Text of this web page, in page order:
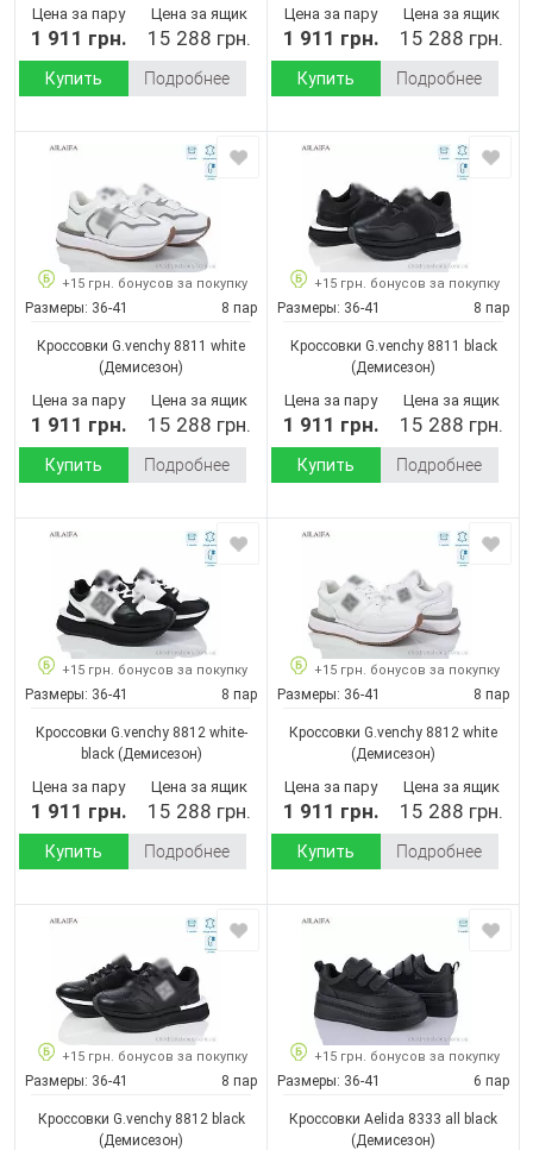
Цена за пару
1 911 грн.
Цена за ящик
15 288 грн.
Купить Подробнее
Цена за пару
1 911 грн.
Цена за ящик
15 288 грн.
Купить Подробнее
+15 грн. бонусов за покупку
Размеры: 36-41 8 пар
Кроссовки G.venchy 8811 white
(Демисезон)
Цена за пару
1 911 грн.
Цена за ящик
15 288 грн.
Купить Подробнее
+15 грн. бонусов за покупку
Размеры: 36-41 8 пар
Кроссовки G.venchy 8811 black
(Демисезон)
Цена за пару
1 911 грн.
Цена за ящик
15 288 грн.
Купить Подробнее
+15 грн. бонусов за покупку
Размеры: 36-41 8 пар
Кроссовки G.venchy 8812 white-
black(Демисезон)
Цена за пару
1 911 грн.
Цена за ящик
15 288 грн.
Купить Подробнее
+15 грн. бонусов за покупку
Размеры: 36-41 8 пар
Кроссовки G.venchy 8812 white
(Демисезон)
Цена за пару
1 911 грн.
Цена за ящик
15 288 грн.
Купить Подробнее
+15 грн. бонусов за покупку
Размеры: 36-41 8 пар
Кроссовки G.venchy 8812 black
(Демисезон)
+15 грн. бонусов за покупку
Размеры: 36-41 6 пар
Кроссовки Aelida 8333 all black
(Демисезон)